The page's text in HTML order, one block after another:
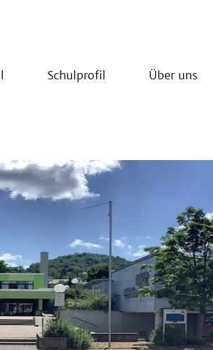
Schulprofil Über uns